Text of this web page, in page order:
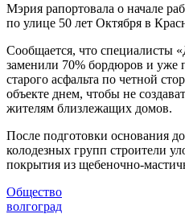
Мэрия рапортовала о начале
по улице 50 лет Октября в
Сообщается, что специалисты
заменили 70% бордюров и уже
старого асфальта по четной
объекте днем, чтобы не
жителям близлежащих домов.
После подготовки основания
колодезных групп строители
покрытия из щебеночно-
Общество
волгоград